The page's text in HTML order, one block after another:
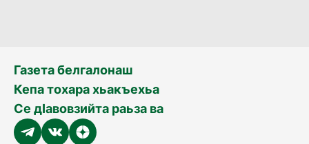
Газета белгалонаш
Кепа тохара хьакъехьа
Се дӀавовзийта раьза ва